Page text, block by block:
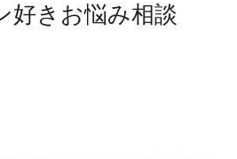
好きお悩み相談